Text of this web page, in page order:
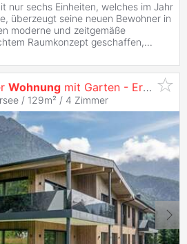
nur sechs Einheiten, welches im Jahr
überzeugt seine neuen Bewohner in
moderne und zeitgemäße
Raumkonzept geschaffen,...
Wohnung mit Garten - Erstbezug!
/ 129m² / 4 Zimmer